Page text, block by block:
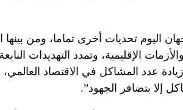
اليوم تحديات أخرى تماما، ومن بينها
الإقليمية، وتمدد التهديدات
عدد المشاكل في الاقتصاد
إلا بتضافر الجهود”.